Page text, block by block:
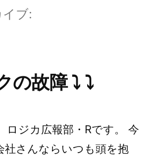
ブ:
の故障 ⤵︎ ⤵︎
ロジカ広報部・Rです。 今
社さんならいつも頭を抱